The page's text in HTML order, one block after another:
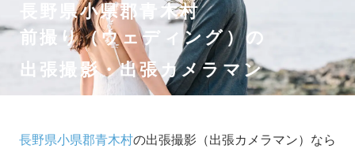
長野県小県郡青木村
前撮り（ウェディング）の
出張撮影・出張カメラマン
長野県小県郡青木村の出張撮影（出張カメラマン）なら